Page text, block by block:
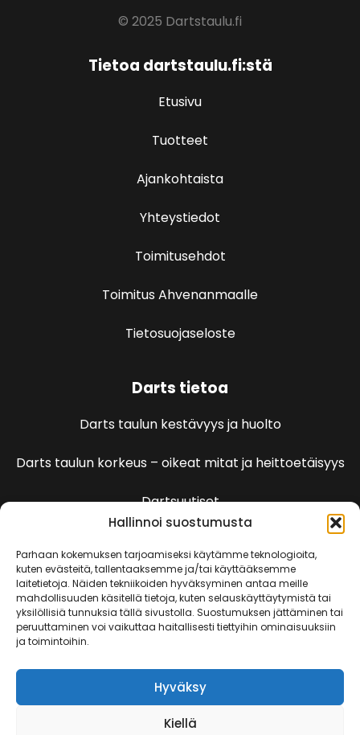
Hallinnoi suostumusta
Parhaan kokemuksen tarjoamiseksi käytämme teknologioita,
kuten evästeitä, tallentaaksemme ja/tai käyttääksemme
laitetietoja. Näiden tekniikoiden hyväksyminen antaa meille
mahdollisuuden käsitellä tietoja, kuten selauskäyttäytymistä tai
yksilöllisiä tunnuksia tällä sivustolla. Suostumuksen jättäminen tai
peruuttaminen voi vaikuttaa haitallisesti tiettyihin ominaisuuksiin
ja toimintoihin.
Hyväksy
Kiellä
© 2025 Dartstaulu.fi
Tietoa dartstaulu.fi:stä
Etusivu
Tuotteet
Ajankohtaista
Yhteystiedot
Toimitusehdot
Toimitus Ahvenanmaalle
Tietosuojaseloste
Darts tietoa
Darts taulun kestävyys ja huolto
Darts taulun korkeus – oikeat mitat ja heittoetäisyys
Dartsuutiset
Dartspelien sääntöjä
501 Pelin säännöt
Kenguru
Killeri
Kriketti